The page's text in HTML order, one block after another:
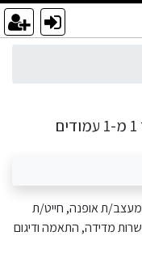
מעצב/ת אופנה, חייט/ת
מדידה, התאמה ודיגום